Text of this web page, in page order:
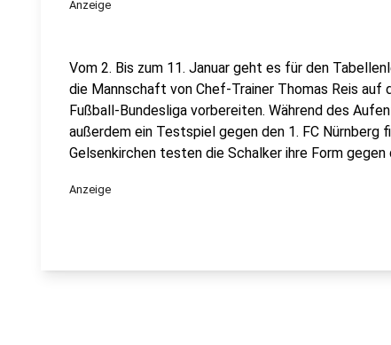
Anzeige
Vom 2. Bis zum 11. Januar geht es für den
die Mannschaft von Chef-Trainer Thomas Reis
Fußball-Bundesliga vorbereiten. Während des
außerdem ein Testspiel gegen den 1. FC Nürnberg
Gelsenkirchen testen die Schalker ihre Form
Anzeige